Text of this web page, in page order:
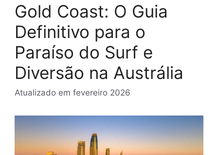
Gold Coast: O Guia
Definitivo para o
Paraíso do Surf e
Diversão na Austrália
Atualizado em fevereiro 2026